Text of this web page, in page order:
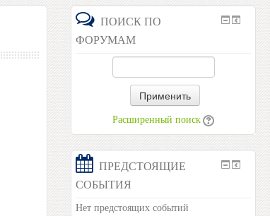
ПОИСК ПО
ФОРУМАМ
Применить
Расширенный поиск
ПРЕДСТОЯЩИЕ
СОБЫТИЯ
Нет предстоящих событий